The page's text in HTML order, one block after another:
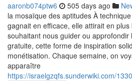
aaronb074ptw6 505 days ago
la mosaïque des aptitudes À
gagnait en efficace, elle attirait en plus
souhaitant nous guider ou approfondir
gratuite, cette forme de inspiration
monétisation. Chaque semaine, on
apparaître
https://israelgzqfs.sunderwiki.com/